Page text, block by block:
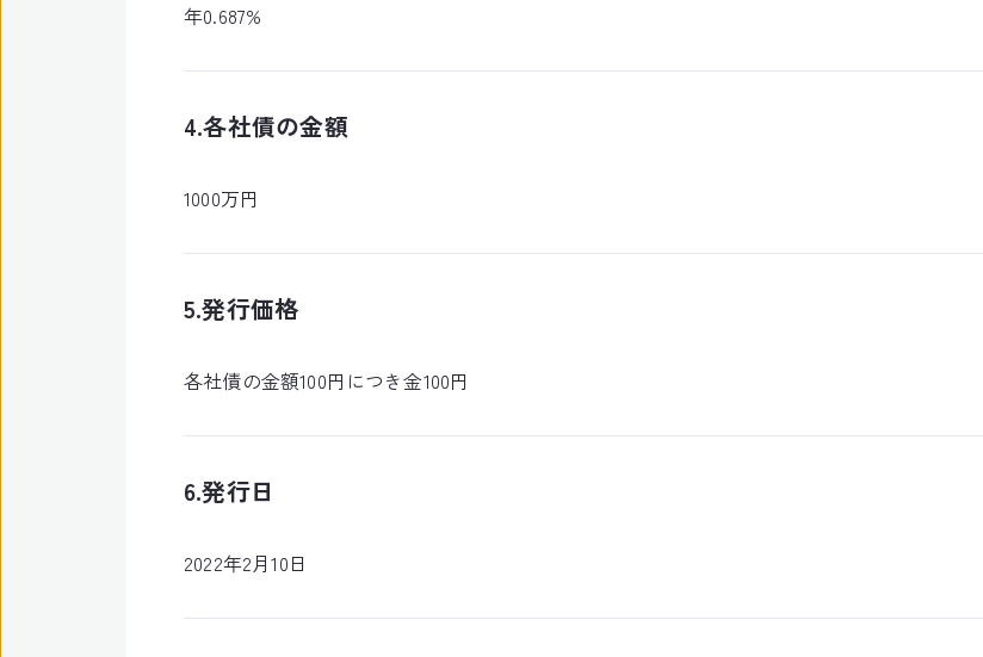
年0.687%
4.各社債の金額
1000万円
5.発行価格
各社債の金額100円につき金100円
6.発行日
2022年2月10日